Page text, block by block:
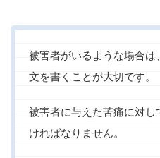
被害者がいるような場合
文を書くことが大切です。
被害者に与えた苦痛に対
ければなりません。